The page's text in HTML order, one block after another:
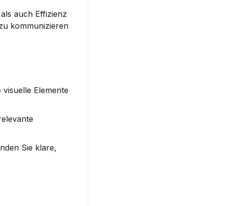
auch Effizienz
kommunizieren
Elemente
Sie klare,